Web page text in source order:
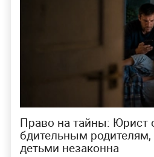
Право на тайны: Юрист
бдительным родителям,
детьми незаконна